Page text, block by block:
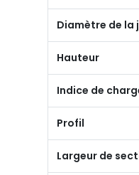
Diamètre de la
Hauteur
Indice de
Profil
Largeur de